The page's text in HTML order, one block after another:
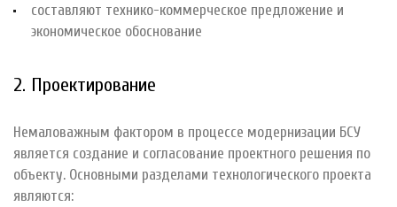
соcтавляют технико-коммерческое предложение и
экономическое обоснование
2. Проектирование
Немаловажным фактором в процессе модернизации БСУ
является создание и согласование проектного решения по
объекту. Основными разделами технологического проекта
являются: